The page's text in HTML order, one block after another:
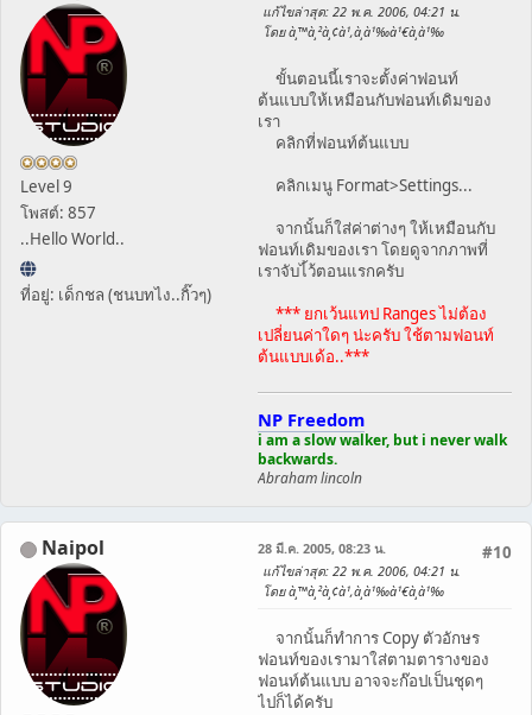
Level 9
โพสต์: 857
..Hello World..
ที่อยู่: เด็กชล (ชนบทไง..กิ๊วๆ)
แก้ไขล่าสุด: 22 พ.ค. 2006, 04:21 น.
โดย à¸™à¸²à¸¢à¹‚à¸­à¹‰à¹€à¸­à¹‰
ขั้นตอนนี้เราจะตั้งค่าฟอนท์
ต้นแบบให้เหมือนกับฟอนท์เดิมของ
เรา
คลิกที่ฟอนท์ต้นแบบ
คลิกเมนู Format>Settings...
จากนั้นก็ใส่ค่าต่างๆ ให้เหมือนกับ
ฟอนท์เดิมของเรา โดยดูจากภาพที่
เราจับไ้ว้ตอนแรกครับ
*** ยกเว้นแทป Ranges ไม่ต้อง
เปลี่ยนค่าใดๆ น่ะครับ ใช้ตามฟอนท์
ต้นแบบเด้อ..***
NP Freedom
i am a slow walker, but i never walk
backwards.
Abraham lincoln
Naipol #10
28 มี.ค. 2005, 08:23 น.
แก้ไขล่าสุด: 22 พ.ค. 2006, 04:21 น.
โดย à¸™à¸²à¸¢à¹‚à¸­à¹‰à¹€à¸­à¹‰
จากนั้นก็ทำการ Copy ตัวอักษร
ฟอนท์ของเรามาใส่ตามตารางของ
ฟอนท์ต้นแบบ อาจจะก๊อปเป็นชุดๆ
ไปก็ได้ครับ